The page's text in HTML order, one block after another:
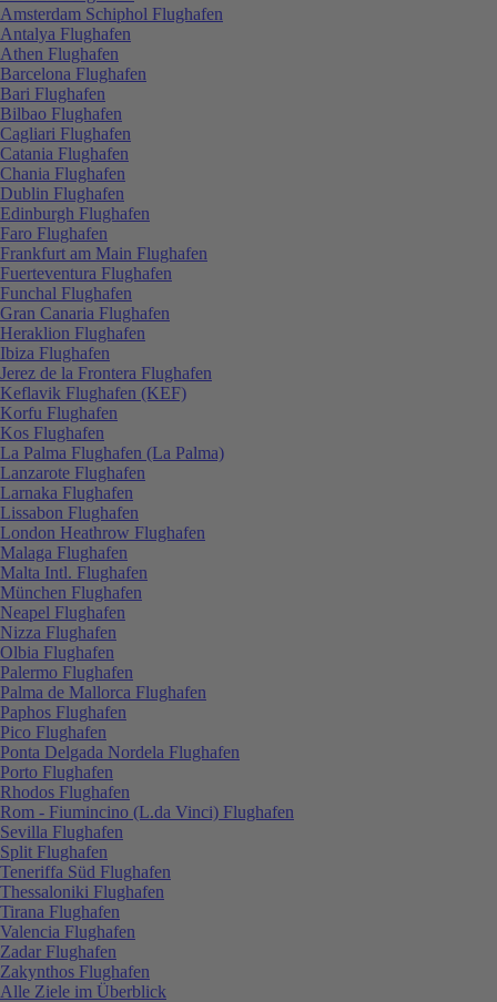
Amsterdam Schiphol Flughafen
Antalya Flughafen
Athen Flughafen
Barcelona Flughafen
Bari Flughafen
Bilbao Flughafen
Cagliari Flughafen
Catania Flughafen
Chania Flughafen
Dublin Flughafen
Edinburgh Flughafen
Faro Flughafen
Frankfurt am Main Flughafen
Fuerteventura Flughafen
Funchal Flughafen
Gran Canaria Flughafen
Heraklion Flughafen
Ibiza Flughafen
Jerez de la Frontera Flughafen
Keflavik Flughafen (KEF)
Korfu Flughafen
Kos Flughafen
La Palma Flughafen (La Palma)
Lanzarote Flughafen
Larnaka Flughafen
Lissabon Flughafen
London Heathrow Flughafen
Malaga Flughafen
Malta Intl. Flughafen
München Flughafen
Neapel Flughafen
Nizza Flughafen
Olbia Flughafen
Palermo Flughafen
Palma de Mallorca Flughafen
Paphos Flughafen
Pico Flughafen
Ponta Delgada Nordela Flughafen
Porto Flughafen
Rhodos Flughafen
Rom - Fiumincino (L.da Vinci) Flughafen
Sevilla Flughafen
Split Flughafen
Teneriffa Süd Flughafen
Thessaloniki Flughafen
Tirana Flughafen
Valencia Flughafen
Zadar Flughafen
Zakynthos Flughafen
Alle Ziele im Überblick